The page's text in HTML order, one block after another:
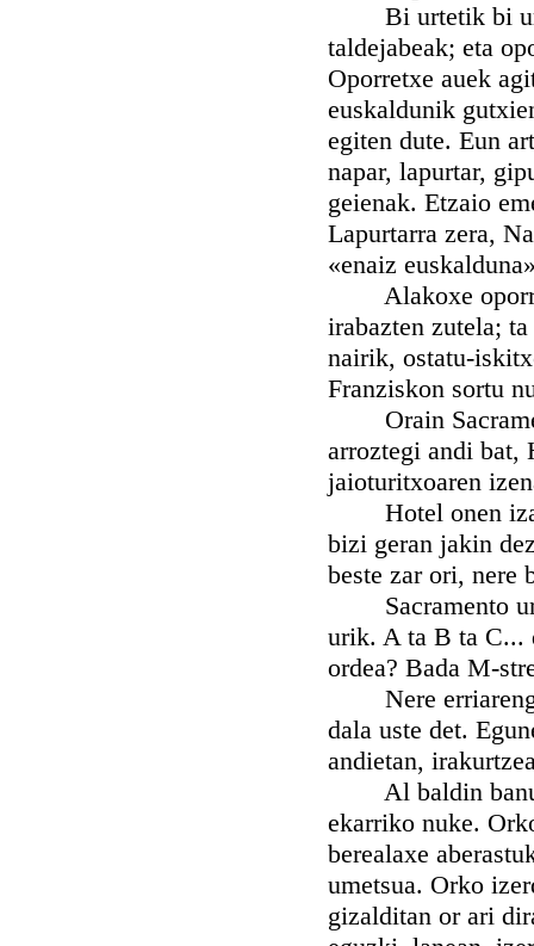
Bi urtetik bi
taldejabeak; eta
Oporretxe auek
euskaldunik
egiten dute. Eun
napar, lapurtar,
geienak. Etzaio
Lapurtarra zera,
«enaiz
Alakoxe
irabazten zutela;
nairik, ostatu-
Franziskon sortu
Orain
arroztegi andi bat,
jaioturitxoaren
Hotel onen
bizi geran jakin
beste zar ori, nere
Sacramento uri
urik. A ta B ta C...
ordea? Bada M-
Nere
dala uste det.
andietan,
Al baldin banu,
ekarriko nuke.
berealaxe
umetsua. Orko
gizalditan or ari